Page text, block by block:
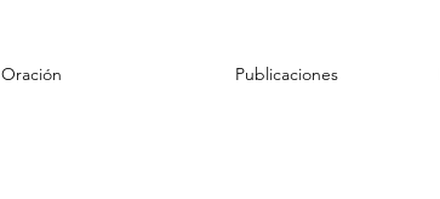
Oración Publicaciones